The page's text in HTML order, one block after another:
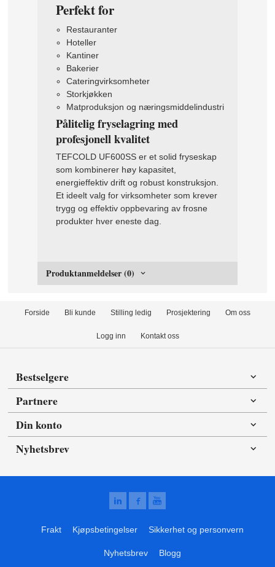
Perfekt for
Restauranter
Hoteller
Kantiner
Bakerier
Cateringvirksomheter
Storkjøkken
Matproduksjon og næringsmiddelindustri
Pålitelig fryselagring med
profesjonell kvalitet
TEFCOLD UF600SS er et solid fryseskap
som kombinerer høy kapasitet,
energieffektiv drift og robust konstruksjon.
Et ideelt valg for virksomheter som krever
trygg og effektiv oppbevaring av frosne
produkter hver eneste dag.
Produktanmeldelser (0)
Forside Bli kunde Stilling ledig Prosjektering Om oss
Logg inn Kontakt oss
Bestselgere
Partnere
Din konto
Nyhetsbrev
Frakt Kjøpsbetingelser Sikkerhet og personvern
Nyhetsbrev Blogg